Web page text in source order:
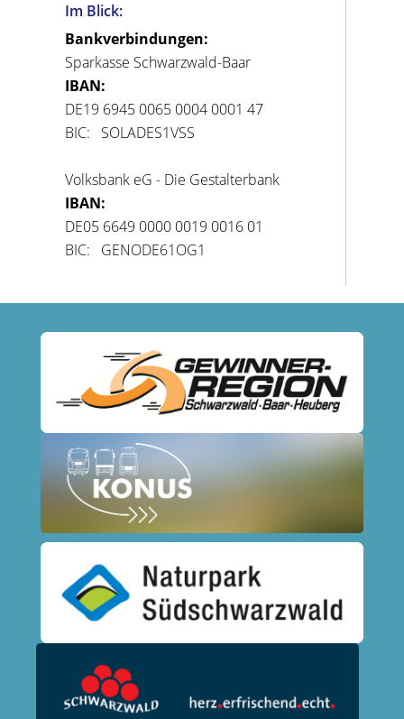
Im Blick:
Bankverbindungen:
Sparkasse Schwarzwald-Baar
IBAN:
DE19 6945 0065 0004 0001 47
BIC: SOLADES1VSS
Volksbank eG - Die Gestalterbank
IBAN:
DE05 6649 0000 0019 0016 01
BIC: GENODE61OG1